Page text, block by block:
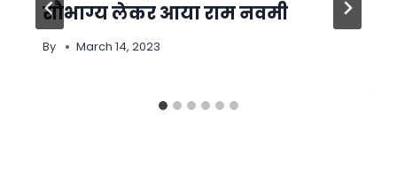
सौभाग्य लेकर आया राम नवमी
By March 14, 2023